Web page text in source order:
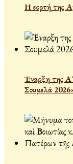
Η εορτή της
Έναρξη της
Σουμελά